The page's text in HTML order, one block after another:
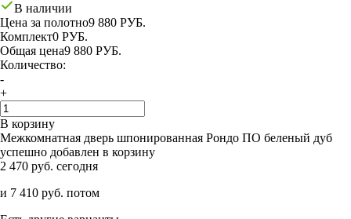
В наличии
Цена за полотно9 880 РУБ.
Комплект0 РУБ.
Общая цена9 880 РУБ.
Количество:
-
+
В корзину
Межкомнатная дверь шпонированная Рондо ПО беленый дуб
успешно добавлен в корзину
2 470 руб. сегодня
и 7 410 руб. потом